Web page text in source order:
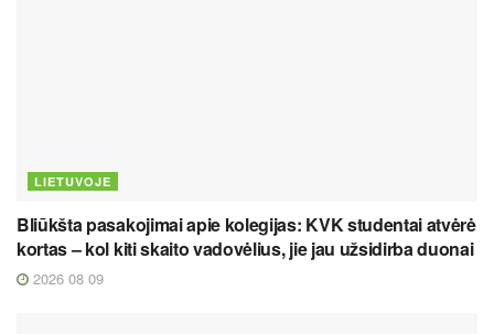
LIETUVOJE
Bliūkšta pasakojimai apie kolegijas: KVK studentai atvėrė
kortas – kol kiti skaito vadovėlius, jie jau užsidirba duonai
2026 08 09